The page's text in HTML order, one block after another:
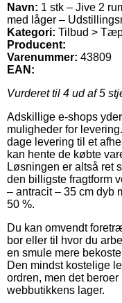
Navn: 1 stk – Jive 2
med låger –
Kategori: Tilbud >
Producent:
Varenummer: 43809
EAN:
Vurderet til 4 ud af 5
Adskillige e-shops
muligheder for
dage levering til et
kan hente de købte
Løsningen er altså ret
den billigste fragtform
– antracit – 35 cm dyb
50 %.
Du kan omvendt
bor eller til hvor du
en smule mere
Den mindst kostelige
ordren, men det
webbutikkens lager.